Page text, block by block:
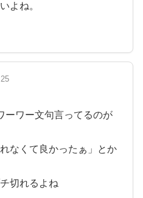
よね。
ーワー文句言ってるのが
なくて良かったぁ」とか
切れるよね